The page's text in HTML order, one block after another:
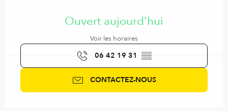
Ouvert aujourd'hui
Voir les horaires
06 42 19 31 ▒▒
CONTACTEZ-NOUS